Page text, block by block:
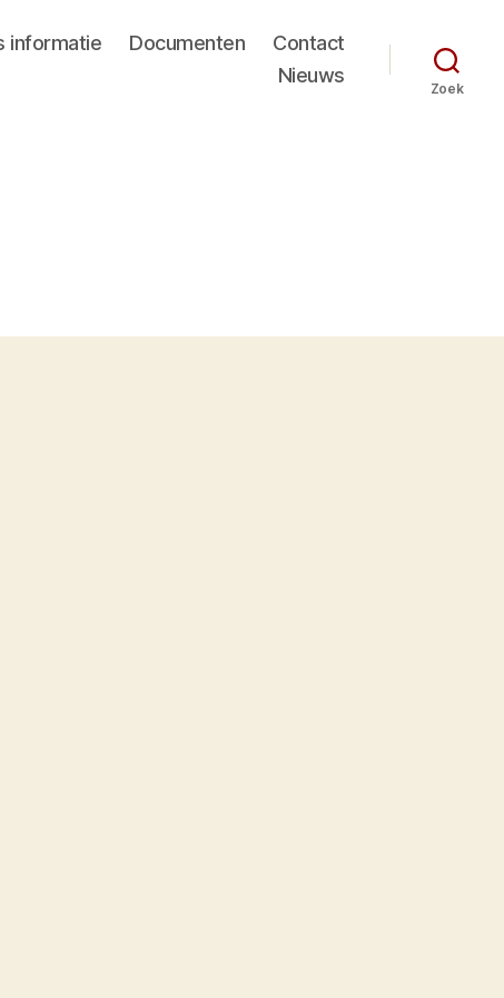
informatie Documenten
Contact
Nieuws
Zoek